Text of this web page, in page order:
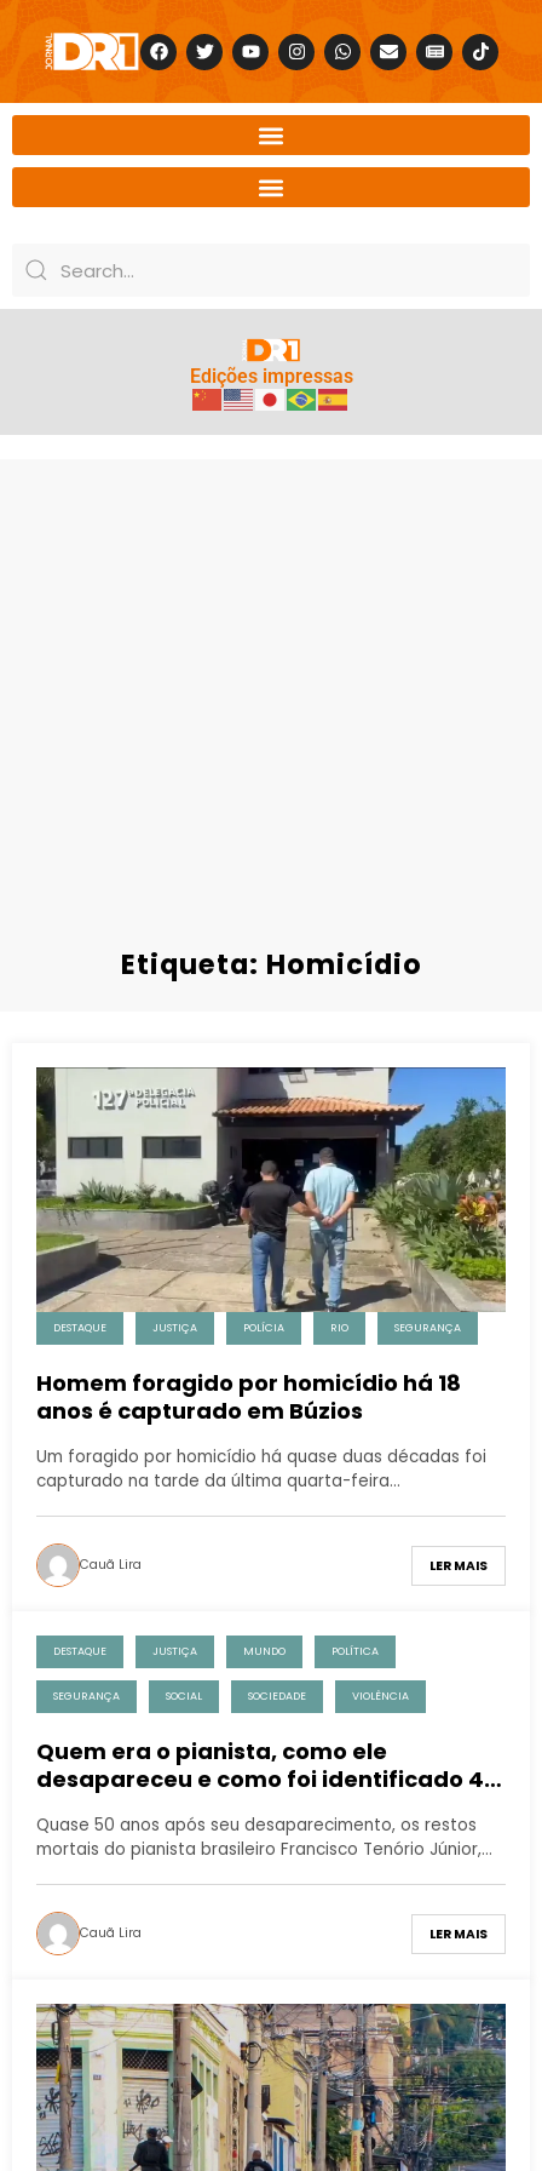
Edições impressas
Etiqueta: Homicídio
DESTAQUE JUSTIÇA POLÍCIA RIO SEGURANÇA
Homem foragido por homicídio há 18
anos é capturado em Búzios
Um foragido por homicídio há quase duas décadas foi
capturado na tarde da última quarta-feira…
Cauã Lira LER MAIS
DESTAQUE JUSTIÇA MUNDO POLÍTICA
SEGURANÇA SOCIAL SOCIEDADE VIOLÊNCIA
Quem era o pianista, como ele
desapareceu e como foi identificado 49
Quase 50 anos após seu desaparecimento, os restos
mortais do pianista brasileiro Francisco Tenório Júnior,…
Cauã Lira LER MAIS